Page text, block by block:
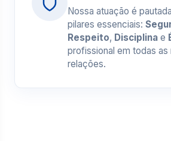
Nossa atuação é
pilares essenciais:
Respeito, Disciplina e
profissional em todas as
relações.